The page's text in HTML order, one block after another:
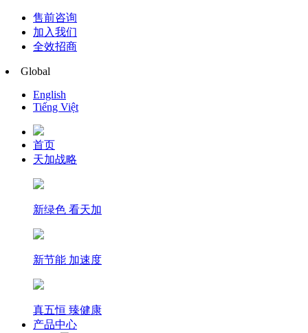
售前咨询
加入我们
全效招商
Global
English
Tiếng Việt
首页
天加战略
新绿色 看天加
新节能 加速度
真五恒 臻健康
产品中心